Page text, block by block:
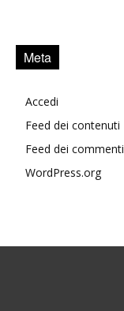
Meta
Accedi
Feed dei contenuti
Feed dei commenti
WordPress.org